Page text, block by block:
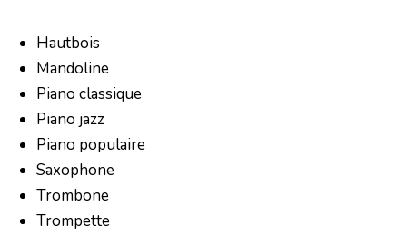
Hautbois
Mandoline
Piano classique
Piano jazz
Piano populaire
Saxophone
Trombone
Trompette